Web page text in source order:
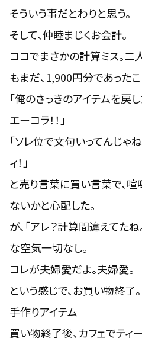
そういう事だとわりと思う。
そして、仲睦まじくお会計。
ココでまさかの計算ミス。
もまだ、1,900円分であった
「俺のさっきのアイテムを戻
エーコラ！！ 」
「ソレ位で文句いってんじゃね
ィ！ 」
と売り言葉に買い言葉で、喧
ないかと心配した。
が、「アレ？計算間違えてたね
な空気一切なし。
コレが夫婦愛だよ。夫婦愛。
という感じで、お買い物終了。
手作りアイテム
買い物終了後、カフェでティ